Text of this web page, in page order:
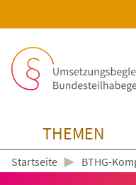
THEMEN
Startseite ► BTHG-